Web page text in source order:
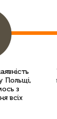
Польщі,
з
всіх